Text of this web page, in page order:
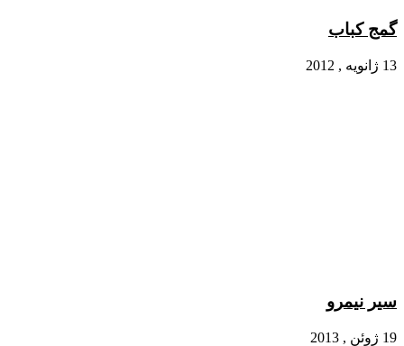
گمج کباب
13 ژانویه , 2012
سیر نیمرو
19 ژوئن , 2013